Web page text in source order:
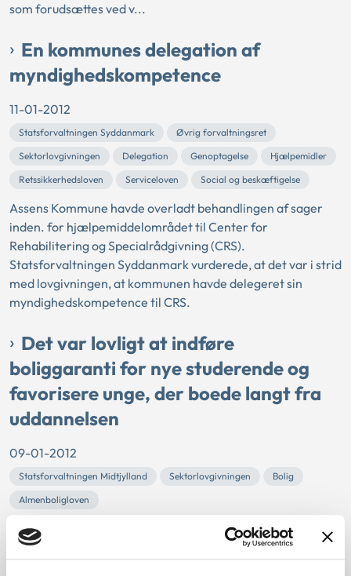
som forudsættes ved v...
En kommunes delegation af
myndighedskompetence
11-01-2012
Statsforvaltningen Syddanmark
Øvrig forvaltningsret
Sektorlovgivningen
Delegation Genoptagelse
Hjælpemidler
Retssikkerhedsloven
Serviceloven Social og beskæftigelse
Assens Kommune havde overladt behandlingen af sager
inden. for hjælpemiddelområdet til Center for
Rehabilitering og Specialrådgivning (CRS).
Statsforvaltningen Syddanmark vurderede, at det var i strid
med lovgivningen, at kommunen havde delegeret sin
myndighedskompetence til CRS.
Det var lovligt at indføre
boliggaranti for nye studerende og
favorisere unge, der boede langt fra
uddannelsen
09-01-2012
Statsforvaltningen Midtjylland Sektorlovgivningen
Bolig
Almenboligloven
Aarhus Kommune havde indført boliggaranti for nye
studerende. Kommunen gav desuden unge, der boede langt